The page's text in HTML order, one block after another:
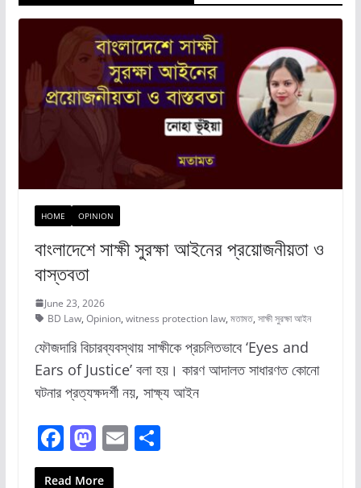
HOME OPINION
বাংলাদেশে সাক্ষী সুরক্ষা আইনের প্রয়োজনীয়তা ও
বাস্তবতা
June 23, 2026
BD Law, Opinion, witness protection law, মতামত, সাক্ষী সুরক্ষা আইন
ফৌজদারি বিচারব্যবস্থায় সাক্ষীকে প্রচলিতভাবে ‘Eyes and
Ears of Justice’ বলা হয়। কারণ আদালত সাধারণত কোনো
ঘটনার প্রত্যক্ষদর্শী নয়, সাক্ষ্য আইন
F
a
M
a
E S
Read More